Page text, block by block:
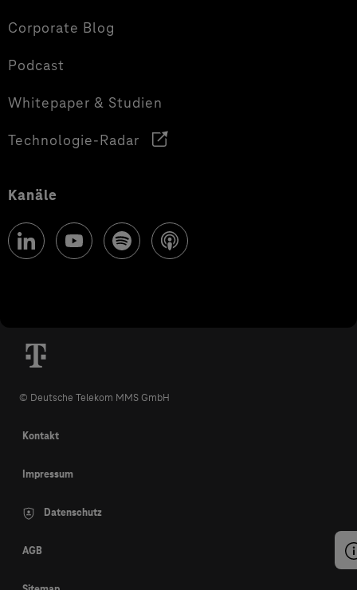
Corporate Blog
Podcast
Whitepaper & Studien
Technologie-Radar
Kanäle
© Deutsche Telekom MMS GmbH
Kontakt
Impressum
Datenschutz
AGB